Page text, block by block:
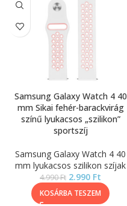
Samsung Galaxy Watch 4 40
mm Sikai fehér-barackvirág
színű lyukacsos „szilikon”
sportszíj
Samsung Galaxy Watch 4 40
mm lyukacsos szilikon szíjak
4.990Ft 2.990 Ft
KOSÁRBA TESZEM